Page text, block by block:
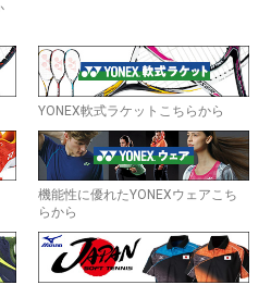
YONEX軟式ラケットこちらから
機能性に優れたYONEXウェアこち
らから